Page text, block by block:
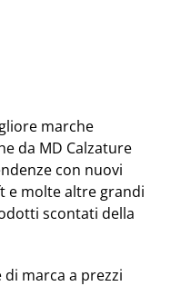
marche
da MD Calzature
con nuovi
e molte altre grandi
scontati della
marca a prezzi